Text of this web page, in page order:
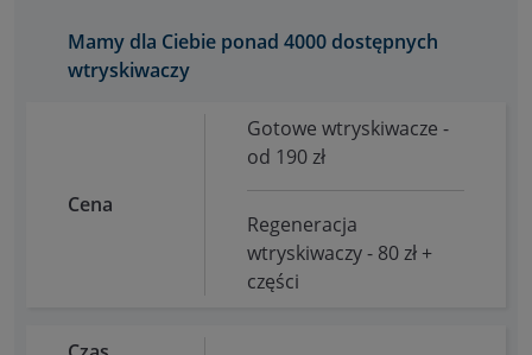
Mamy dla Ciebie ponad 4000 dostępnych
wtryskiwaczy
Cena
Gotowe wtryskiwacze -
od 190 zł
Regeneracja
wtryskiwaczy - 80 zł +
części